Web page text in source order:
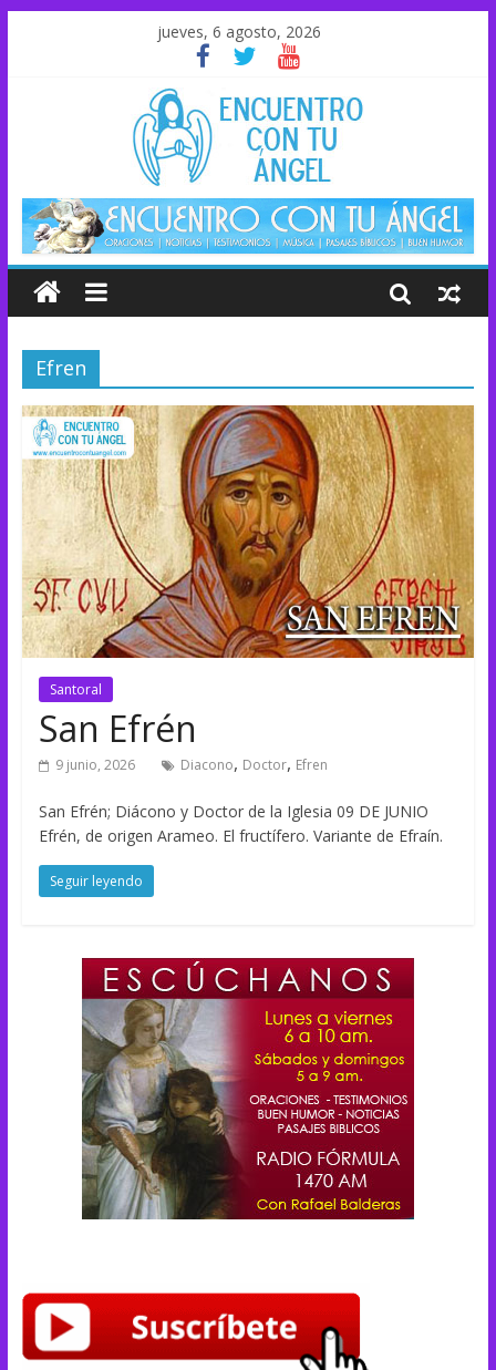
jueves, 6 agosto, 2026
Efren
Santoral
San Efrén
9 junio, 2026 Diacono, Doctor, Efren
San Efrén; Diácono y Doctor de la Iglesia 09 DE JUNIO
Efrén, de origen Arameo. El fructífero. Variante de Efraín.
Seguir leyendo